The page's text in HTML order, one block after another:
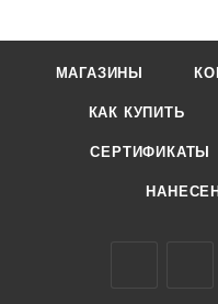
МАГАЗИНЫ
КАК КУПИТЬ
СЕРТИФИКАТЫ